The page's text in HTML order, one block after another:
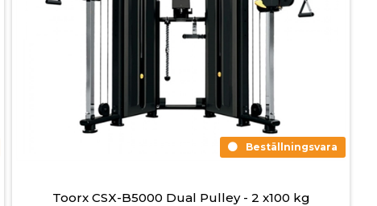
Beställningsvara
Toorx CSX-B5000 Dual Pulley - 2 x100 kg